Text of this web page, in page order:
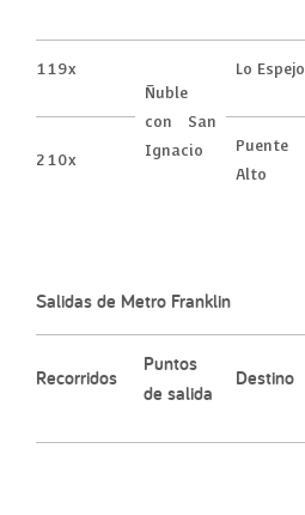
119x
Ñuble
con San
Ignacio
Lo Espejo
210x
Puente
Alto
Salidas de Metro Franklin
Recorridos
Puntos
de salida
Destino